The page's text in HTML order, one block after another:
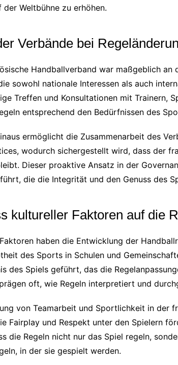
der Weltbühne zu erhöhen.
Verbände bei
Handballverband war maßgeblich an
sowohl nationale Interessen als auch
Treffen und Konsultationen mit Trainern,
entsprechend den Bedürfnissen des
ermöglicht die Zusammenarbeit des
wodurch sichergestellt wird, dass der
Dieser proaktive Ansatz in der
die die Integrität und den Genuss des
kultureller Faktoren auf die
haben die Entwicklung der
des Sports in Schulen und
des Spiels geführt, das die
oft, wie Regeln interpretiert und
von Teamarbeit und Sportlichkeit in der
Fairplay und Respekt unter den Spielern
die Regeln nicht nur das Spiel regeln,
in der sie gespielt werden.